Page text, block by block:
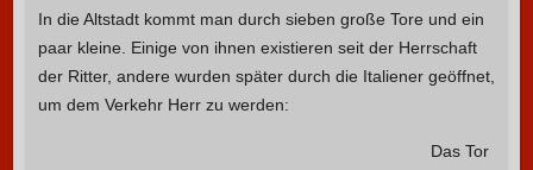
In die Altstadt kommt man durch sieben große Tore und ein
paar kleine. Einige von ihnen existieren seit der Herrschaft
der Ritter, andere wurden später durch die Italiener geöffnet,
um dem Verkehr Herr zu werden:
Das Tor